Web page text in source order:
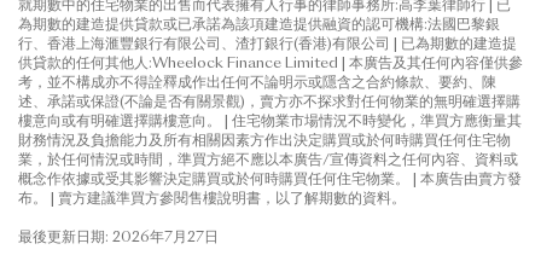
就期數中的住宅物業的出售而代表擁有人行事的律師事務所:高李葉律師行 | 已
為期數的建造提供貸款或已承諾為該項建造提供融資的認可機構:法國巴黎銀
行、香港上海滙豐銀行有限公司、渣打銀行(香港)有限公司 | 已為期數的建造提
供貸款的任何其他人:Wheelock Finance Limited | 本廣告及其任何內容僅供參
考，並不構成亦不得詮釋成作出任何不論明示或隱含之合約條款、要約、陳
述、承諾或保證(不論是否有關景觀)，賣方亦不探求對任何物業的無明確選擇購
樓意向或有明確選擇購樓意向。 | 住宅物業市場情況不時變化，準買方應衡量其
財務情況及負擔能力及所有相關因素方作出決定購買或於何時購買任何住宅物
業，於任何情況或時間，準買方絕不應以本廣告/宣傳資料之任何內容、資料或
概念作依據或受其影響決定購買或於何時購買任何住宅物業。 | 本廣告由賣方發
布。 | 賣方建議準買方參閱售樓說明書，以了解期數的資料。
最後更新日期: 2026年7月27日